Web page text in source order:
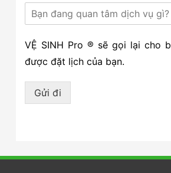
VỆ SINH Pro ® sẽ gọi lại cho
được đặt lịch của bạn.
Gửi đi